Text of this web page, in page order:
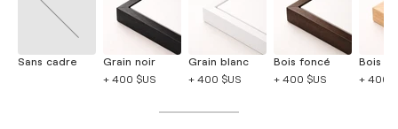
Sans cadre
Grain noir
+ 400 $US
Grain blanc
+ 400 $US
Bois foncé
+ 400 $US
Bois
+ 400